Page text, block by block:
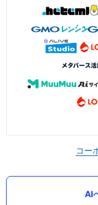
コー
AI